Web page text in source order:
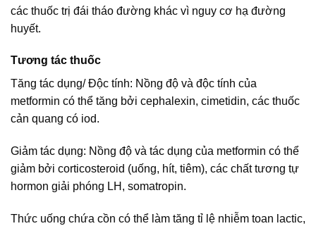
các thuốc trị đái tháo đường khác vì nguy cơ hạ đường
huyết.
Tương tác thuốc
Tăng tác dụng/ Độc tính: Nồng độ và độc tính của
metformin có thể tăng bởi cephalexin, cimetidin, các thuốc
cản quang có iod.
Giảm tác dụng: Nồng độ và tác dụng của metformin có thể
giảm bởi corticosteroid (uống, hít, tiêm), các chất tương tự
hormon giải phóng LH, somatropin.
Thức uống chứa cồn có thể làm tăng tỉ lệ nhiễm toan lactic,